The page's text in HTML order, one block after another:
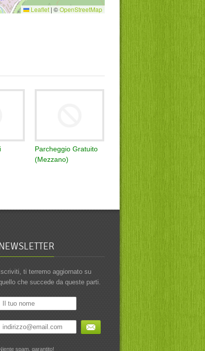
Leaflet | ©OpenStreetMap
Parcheggio Gratuito
(Mezzano)
Iscriviti, ti terremo aggiornato su
che succede da queste parti.
spam, garantito!